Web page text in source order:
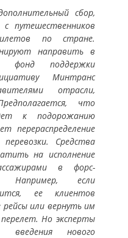
сбор,
путешественников
по стране.
направить в
фонд поддержки
Минтранс
отрасли,
что
к подорожанию
перераспределение
Средства
на исполнение
в форс-
Например, если
ее клиентов
рейсы или вернуть им
Но эксперты
введения нового